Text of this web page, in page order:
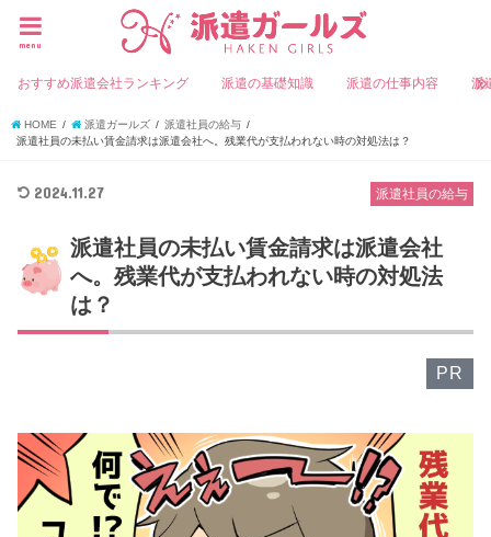
menu
おすすめ派遣会社ランキング 派遣の基礎知識 派遣の仕事内容 派
HOME 派遣ガールズ
派遣社員の給与
派遣社員の未払い賃金請求は派遣会社へ。残業代が支払われない時の対処法は？
派遣社員の給与
2024.11.27
派遣社員の未払い賃金請求は派遣会社
へ。残業代が支払われない時の対処法
は？
PR